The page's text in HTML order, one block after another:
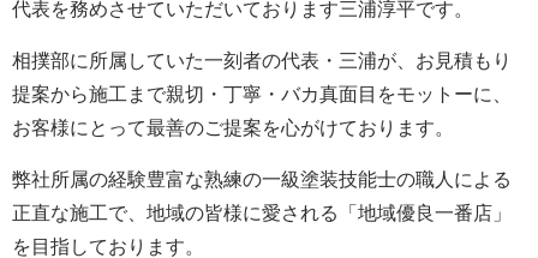
代表を務めさせていただいております三浦淳平です。
相撲部に所属していた一刻者の代表・三浦が、お見積もり
提案から施工まで親切・丁寧・バカ真面目をモットーに、
お客様にとって最善のご提案を心がけております。
弊社所属の経験豊富な熟練の一級塗装技能士の職人による
正直な施工で、地域の皆様に愛される「地域優良一番店」
を目指しております。